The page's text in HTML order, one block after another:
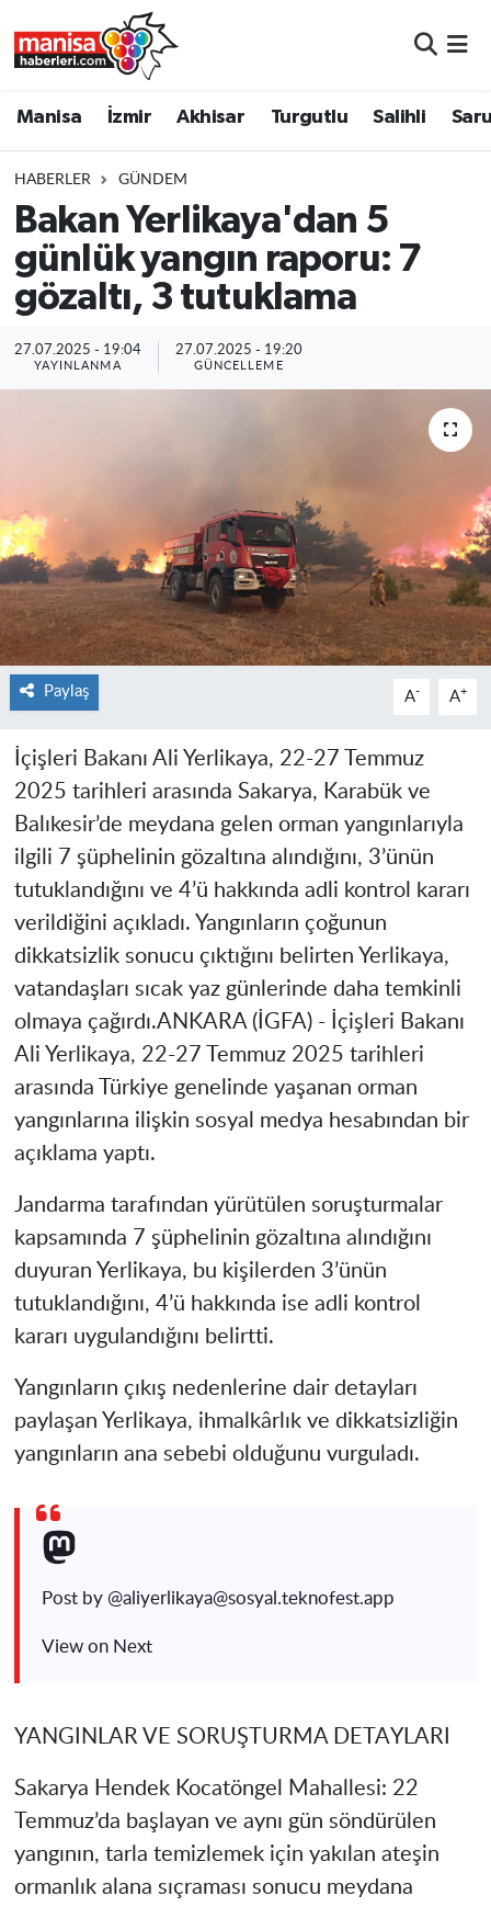
Manisa İzmir Akhisar Turgutlu Salihli
HABERLER GÜNDEM
Bakan Yerlikaya'dan 5
günlük yangın raporu: 7
gözaltı, 3 tutuklama
27.07.2025 - 19:04
YAYINLANMA
27.07.2025 - 19:20
GÜNCELLEME
Paylaş A- A+
İçişleri Bakanı Ali Yerlikaya, 22-27 Temmuz
2025 tarihleri arasında Sakarya, Karabük ve
Balıkesir’de meydana gelen orman yangınlarıyla
ilgili 7 şüphelinin gözaltına alındığını, 3’ünün
tutuklandığını ve 4’ü hakkında adli kontrol kararı
verildiğini açıkladı. Yangınların çoğunun
dikkatsizlik sonucu çıktığını belirten Yerlikaya,
vatandaşları sıcak yaz günlerinde daha temkinli
olmaya çağırdı.ANKARA (İGFA) - İçişleri Bakanı
Ali Yerlikaya, 22-27 Temmuz 2025 tarihleri
arasında Türkiye genelinde yaşanan orman
yangınlarına ilişkin sosyal medya hesabından bir
açıklama yaptı.
Jandarma tarafından yürütülen soruşturmalar
kapsamında 7 şüphelinin gözaltına alındığını
duyuran Yerlikaya, bu kişilerden 3’ünün
tutuklandığını, 4’ü hakkında ise adli kontrol
kararı uygulandığını belirtti.
Yangınların çıkış nedenlerine dair detayları
paylaşan Yerlikaya, ihmalkârlık ve dikkatsizliğin
yangınların ana sebebi olduğunu vurguladı.
Post by @aliyerlikaya@sosyal.teknofest.app
View on Next
YANGINLAR VE SORUŞTURMA DETAYLARI
Sakarya Hendek Kocatöngel Mahallesi: 22
Temmuz’da başlayan ve aynı gün söndürülen
yangının, tarla temizlemek için yakılan ateşin
ormanlık alana sıçraması sonucu meydana
Turgutlu
Salihli
Saruhanlı
Manisa Nöbetçi Eczaneler
Manisa Trafik Yoğunluk Haritası
Süper Lig Puan Durumu ve Fikstür
Tüm Manşetler